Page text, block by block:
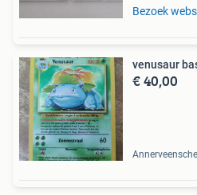
Bezoek
venusaur
€ 40,00